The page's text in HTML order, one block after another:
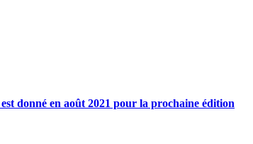
donné en août 2021 pour la prochaine édition